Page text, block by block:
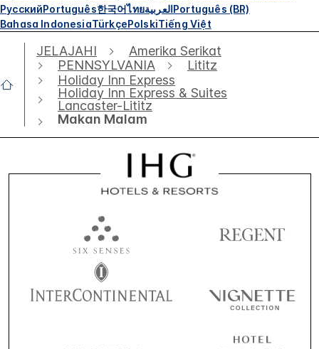
РусскийPortuguês한국어ไทยالعربيةPortuguês (BR)
Bahasa IndonesiaTürkçePolskiTiếng Việt
JELAJAHI
Amerika Serikat
PENNSYLVANIA
Lititz
Holiday Inn Express
Holiday Inn Express & Suites
Lancaster-Lititz
Makan Malam